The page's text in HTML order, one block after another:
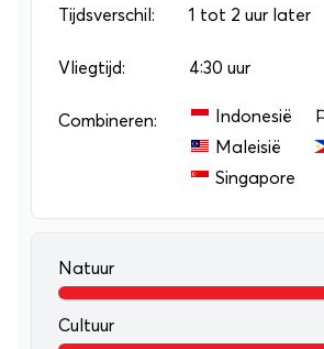
Tijdsverschil: 1 tot 2 uur later
Vliegtijd: 4:30 uur
Combineren: Indonesië
Maleisië
Singapore
Natuur
Cultuur